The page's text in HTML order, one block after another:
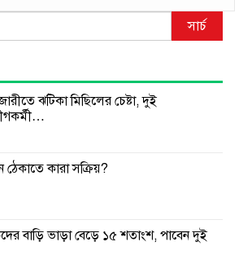
সার্চ
ঝটিকা মিছিলের চেষ্টা, দুই
ঠেকাতে কারা সক্রিয়?
বাড়ি ভাড়া বেড়ে ১৫ শতাংশ, পাবেন দুই